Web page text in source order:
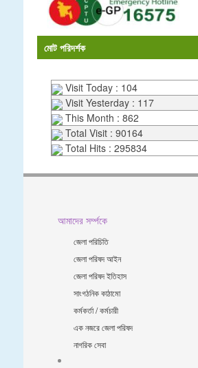
মোট পরিদর্শক
Visit Today : 104
Visit Yesterday : 117
This Month : 862
Total Visit : 90164
Total Hits : 295834
আমাদের সর্ম্পকে
জেলা পরিচিতি
জেলা পরিষদ আইন
জেলা পরিষদ ইতিহাস
সাংগঠনিক কাঠামো
কর্মকর্তা / কর্মচারী
এক নজরে জেলা পরিষদ
নাগরিক সেবা